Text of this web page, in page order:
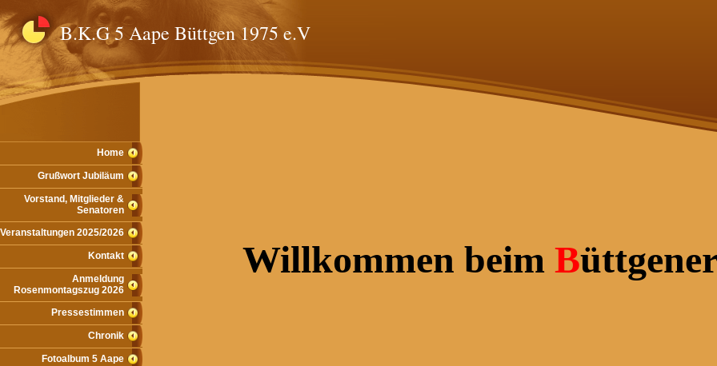
B.K.G 5 Aape Büttgen 1975 e.V
Home
Grußwort Jubiläum
Vorstand, Mitglieder &
Senatoren
Veranstaltungen 2025/2026
Kontakt
Anmeldung
Rosenmontagszug 2026
Pressestimmen
Chronik
Fotoalbum 5 Aape
Willkommen beim B